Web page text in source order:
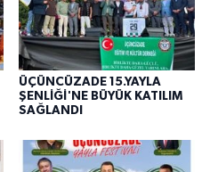
ÜÇÜNCÜZADE 15.YAYLA
ŞENLİĞİ'NE BÜYÜK KATILIM
SAĞLANDI